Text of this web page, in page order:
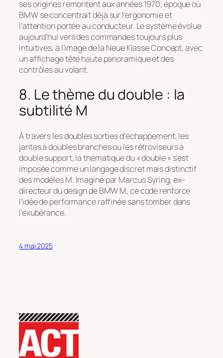
ses origines remontent aux années 1970, époque où
BMW se concentrait déjà sur l’ergonomie et
l’attention portée au conducteur. Le système évolue
aujourd’hui vers des commandes toujours plus
intuitives, à l’image de la Neue Klasse Concept, avec
un affichage tête haute panoramique et des
contrôles au volant.
8. Le thème du double : la
subtilité M
À travers les doubles sorties d’échappement, les
jantes à doubles branches ou les rétroviseurs à
double support, la thématique du « double » s’est
imposée comme un langage discret mais distinctif
des modèles M. Imaginé par Marcus Syring, ex-
directeur du design de BMW M, ce code renforce
l’idée de performance raffinée sans tomber dans
l’exubérance.
4 mai 2025